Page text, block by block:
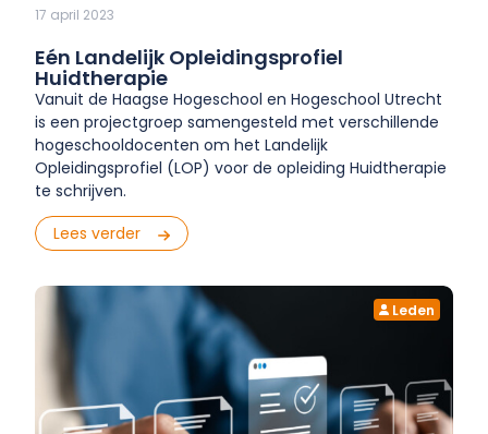
17 april 2023
Eén Landelijk Opleidingsprofiel
Huidtherapie
Vanuit de Haagse Hogeschool en Hogeschool Utrecht
is een projectgroep samengesteld met verschillende
hogeschooldocenten om het Landelijk
Opleidingsprofiel (LOP) voor de opleiding Huidtherapie
te schrijven.
Lees verder
Leden